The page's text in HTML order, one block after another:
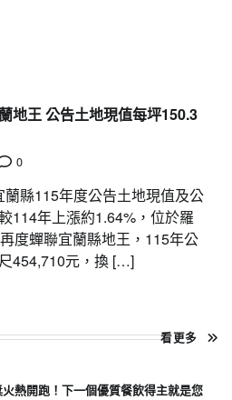
地王 公告土地現值每坪150.3
0
縣115年度公告土地現值及公
114年上漲約1.64%，位於羅
度蟬聯宜蘭縣地王，115年公
454,710元，換 […]
看更多
熱開跑！下一個優質餐飲得主就是您